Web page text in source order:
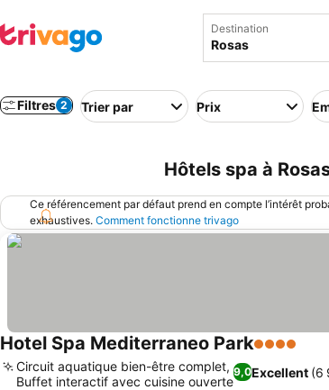
Destination
Filtres 2 Trier par Prix
Hôtels spa à
Ce référencement par défaut prend en compte l’intérêt
exhaustives. Comment fonctionne trivago
Hotel Spa Mediterraneo Park4 Étoiles
9,0Excellent (6
Circuit aquatique bien-être complet,
Buffet interactif avec cuisine ouverte